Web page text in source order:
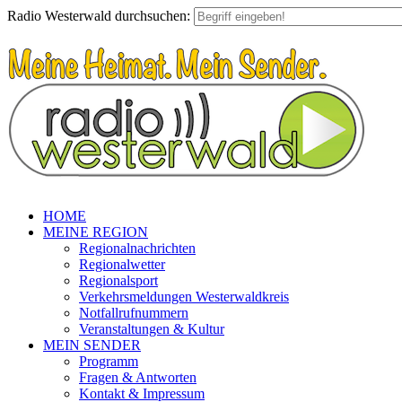
Radio Westerwald durchsuchen:
HOME
MEINE REGION
Regionalnachrichten
Regionalwetter
Regionalsport
Verkehrsmeldungen Westerwaldkreis
Notfallrufnummern
Veranstaltungen & Kultur
MEIN SENDER
Programm
Fragen & Antworten
Kontakt & Impressum